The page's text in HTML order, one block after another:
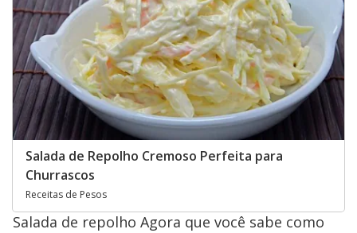
Salada de Repolho Cremoso Perfeita para
Churrascos
Receitas de Pesos
Salada de repolho Agora que você sabe como